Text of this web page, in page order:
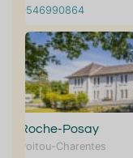
0546990864
Roche-Posay
Poitou-Charentes